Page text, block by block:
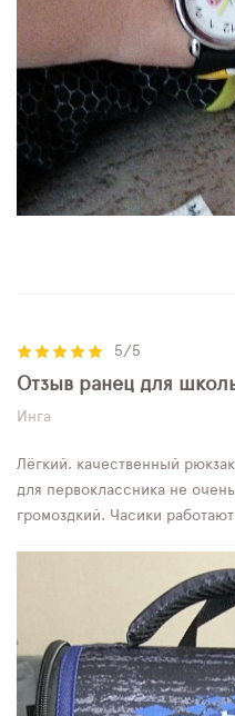
5/5
Отзыв ранец для
Инга
Лёгкий, качественный
для первоклассника не
громоздкий. Часики